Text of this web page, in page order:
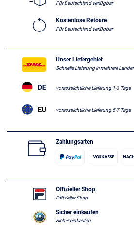
Für Deutschland verfügbar
Kostenlose Retoure
Für Deutschland verfügbar
Unser Liefergebiet
Schnelle Lieferung in mehrere Länder
voraussichtliche Lieferung 1-3 Tage
voraussichtliche Lieferung 5-7 Tage
Zahlungsarten
Offizieller Shop
Offizieller Shop
Sicher einkaufen
Sicher einkaufen